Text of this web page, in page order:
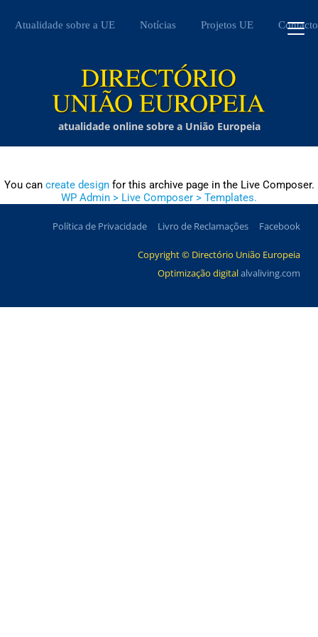
Atualidade sobre a UE Notícias Projetos UE Contacto
atualidade online sobre a União Europeia
You can create designfor this archive page in the Live Composer.
WP Admin > Live Composer > Templates.
Política de Privacidade Livro de Reclamações Facebook
Copyright © Directório União Europeia
Optimização digitalalvaliving.com